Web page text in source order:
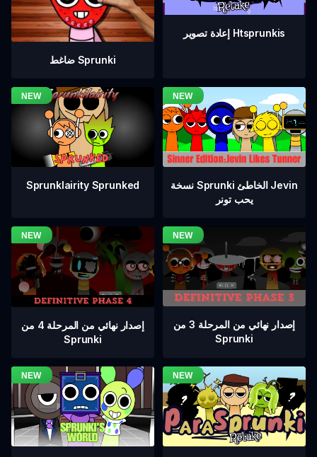
ضاغط Sprunki
إعادة تصوير Htsprunkis
Sprunklairity Sprunked
نسخة Sprunki الخاطئ Jevin
يحب تونر
إصدار نهائي من المرحلة 4 من
Sprunki
إصدار نهائي من المرحلة 3 من
Sprunki